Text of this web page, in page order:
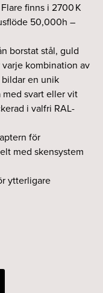
finns i 2700 K
50,000h –
borstat stål, guld
kombination av
en unik
svart eller vit
i valfri RAL-
för
med skensystem
ytterligare